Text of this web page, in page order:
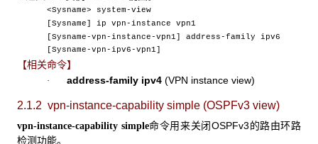
<Sysname> system-view
[Sysname] ip vpn-instance vpn1
[Sysname-vpn-instance-vpn1] address-family ipv6
[Sysname-vpn-ipv6-vpn1]
【相关命令】
· address-family ipv4 (VPN instance view)
2.1.2 vpn-instance-capability simple (OSPFv3 view)
vpn-instance-capability simple命令用来关闭OSPFv3的路由环路
检测功能。